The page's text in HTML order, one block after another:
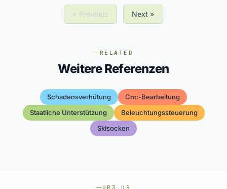
« Previous Next »
RELATED
Weitere Referenzen
Schadensverhütung
Cnc-Bearbeitung
Staatliche Unterstützung
Beleuchtungssteuerung
Skisocken
UR3.US